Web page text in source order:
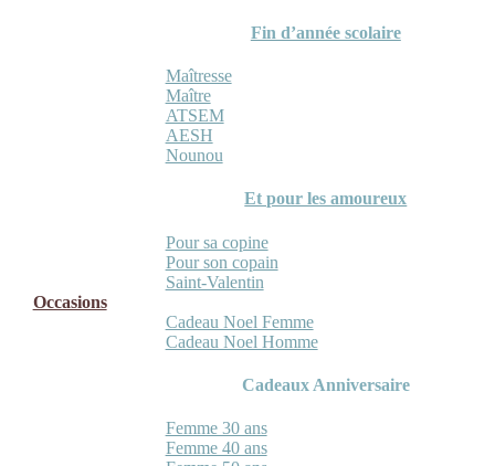
Fin d’année scolaire
Maîtresse
Maître
ATSEM
AESH
Nounou
Et pour les amoureux
Pour sa copine
Pour son copain
Saint-Valentin
Occasions
Cadeau Noel Femme
Cadeau Noel Homme
Cadeaux Anniversaire
Femme 30 ans
Femme 40 ans